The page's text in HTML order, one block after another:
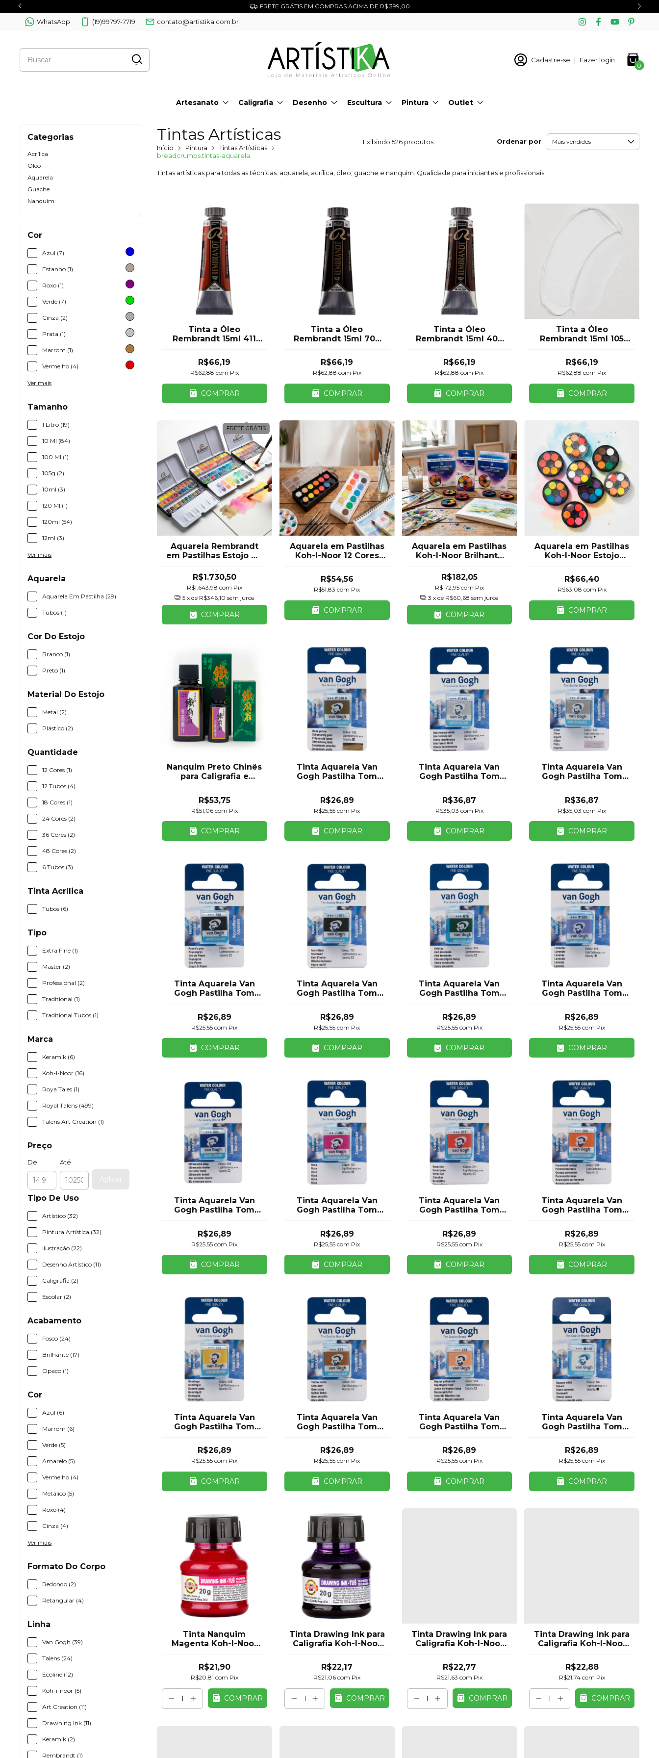
FRETE GRÁTIS EM COMPRAS ACIMA DE R$ 399,00
WhatsApp (19)99797-7719 contato@artistika.com.br
Cadastre-se | Fazer login
0
Artesanato Caligrafia Desenho Escultura Pintura Outlet
Categorias
Acrílica
Óleo
Aquarela
Guache
Nanquim
Cor
Azul (7)
Estanho (1)
Roxo (1)
Verde (7)
Cinza (2)
Prata (1)
Marrom (1)
Vermelho (4)
Ver mais
Tamanho
1 Litro (19)
10 Ml (84)
100 Ml (1)
105g (2)
10ml (3)
120 Ml (1)
120ml (54)
12ml (3)
Ver mais
Aquarela
Aquarela Em Pastilha (29)
Tubos (1)
Cor Do Estojo
Branco (1)
Preto (1)
Material Do Estojo
Metal (2)
Plástico (2)
Quantidade
12 Cores (1)
12 Tubos (4)
18 Cores (1)
24 Cores (2)
36 Cores (2)
48 Cores (2)
6 Tubos (3)
Tinta Acrílica
Tubos (6)
Tipo
Extra Fine (1)
Master (2)
Professional (2)
Traditional (1)
Traditional Tubos (1)
Marca
Keramik (6)
Koh-I-Noor (16)
Roya Tales (1)
Royal Talens (499)
Talens Art Creation (1)
Preço
De Até
Aplicar
Tipo De Uso
Artístico (32)
Pintura Artística (32)
Ilustração (22)
Desenho Artístico (11)
Caligrafia (2)
Escolar (2)
Acabamento
Fosco (24)
Brilhante (17)
Opaco (1)
Cor
Azul (6)
Marrom (6)
Verde (5)
Amarelo (5)
Vermelho (4)
Metálico (5)
Roxo (4)
Cinza (4)
Ver mais
Formato Do Corpo
Redondo (2)
Retangular (4)
Linha
Van Gogh (39)
Talens (24)
Ecoline (12)
Koh-i-noor (5)
Art Creation (11)
Drawning Ink (11)
Keramik (2)
Rembrandt (1)
Tintas Artísticas
Início Pintura
Tintas Artísticas
breadcrumbs.tintas-aquarela
Exibindo 526 produtos Ordenar por
Tintas artísticas para todas as técnicas: aquarela, acrílica, óleo, guache e nanquim. Qualidade para iniciantes e profissionais.
Tinta a Óleo
Rembrandt 15ml 411
R$66,19
R$62,88 com Pix
COMPRAR
Tinta a Óleo
Rembrandt 15ml 702
R$66,19
R$62,88 com Pix
COMPRAR
Tinta a Óleo
Rembrandt 15ml 408
R$66,19
R$62,88com Pix
COMPRAR
Tinta a Óleo
Rembrandt 15ml 105
R$66,19
R$62,88com Pix
COMPRAR
FRETE GRÁTIS
Aquarela Rembrandt
em Pastilhas Estojo de
ou 48 Cores Royal
Talens
R$1.730,50
R$1.643,98 com Pix
5 x de R$346,10 sem juros
COMPRAR
Aquarela em Pastilhas
Koh-I-Noor 12 Cores
Branco ou Preto
R$54,56
R$51,83com Pix
COMPRAR
Aquarela em Pastilhas
Koh-I-Noor Brilhante
Redondo | 24, 36 ou
48 Cores
R$182,05
R$172,95 com Pix
3 x de R$60,68 sem juros
COMPRAR
Aquarela em Pastilhas
Koh-I-Noor Estojo
Cores
R$66,40
R$63,08 com Pix
COMPRAR
Nanquim Preto Chinês
para Caligrafia e
R$53,75
R$51,06 com Pix
COMPRAR
Tinta Aquarela Van
Gogh Pastilha Tom
R$26,89
R$25,55com Pix
COMPRAR
Tinta Aquarela Van
Gogh Pastilha Tom
Talens
R$36,87
R$35,03 com Pix
COMPRAR
Tinta Aquarela Van
Gogh Pastilha Tom
R$36,87
R$35,03 com Pix
COMPRAR
Tinta Aquarela Van
Gogh Pastilha Tom
R$26,89
R$25,55com Pix
COMPRAR
Tinta Aquarela Van
Gogh Pastilha Tom
R$26,89
R$25,55com Pix
COMPRAR
Tinta Aquarela Van
Gogh Pastilha Tom
R$26,89
R$25,55 com Pix
COMPRAR
Tinta Aquarela Van
Gogh Pastilha Tom
R$26,89
R$25,55 com Pix
COMPRAR
Tinta Aquarela Van
Gogh Pastilha Tom
R$26,89
R$25,55com Pix
COMPRAR
Tinta Aquarela Van
Gogh Pastilha Tom
R$26,89
R$25,55com Pix
COMPRAR
Tinta Aquarela Van
Gogh Pastilha Tom
Talens
R$26,89
R$25,55 com Pix
COMPRAR
Tinta Aquarela Van
Gogh Pastilha Tom
R$26,89
R$25,55 com Pix
COMPRAR
Tinta Aquarela Van
Gogh Pastilha Tom
R$26,89
R$25,55com Pix
COMPRAR
Tinta Aquarela Van
Gogh Pastilha Tom
R$26,89
R$25,55com Pix
COMPRAR
Tinta Aquarela Van
Gogh Pastilha Tom
R$26,89
R$25,55 com Pix
COMPRAR
Tinta Aquarela Van
Gogh Pastilha Tom
R$26,89
R$25,55 com Pix
COMPRAR
Tinta Nanquim
Magenta Koh-I-Noor
Frasco
R$21,90
R$20,81 com Pix
COMPRAR
Tinta Drawing Ink para
Caligrafia Koh-I-Noor
R$22,17
R$21,06com Pix
COMPRAR
Tinta Drawing Ink para
Caligrafia Koh-I-Noor
R$22,77
R$21,63 com Pix
COMPRAR
Tinta Drawing Ink para
Caligrafia Koh-I-Noor
R$22,88
R$21,74 com Pix
COMPRAR